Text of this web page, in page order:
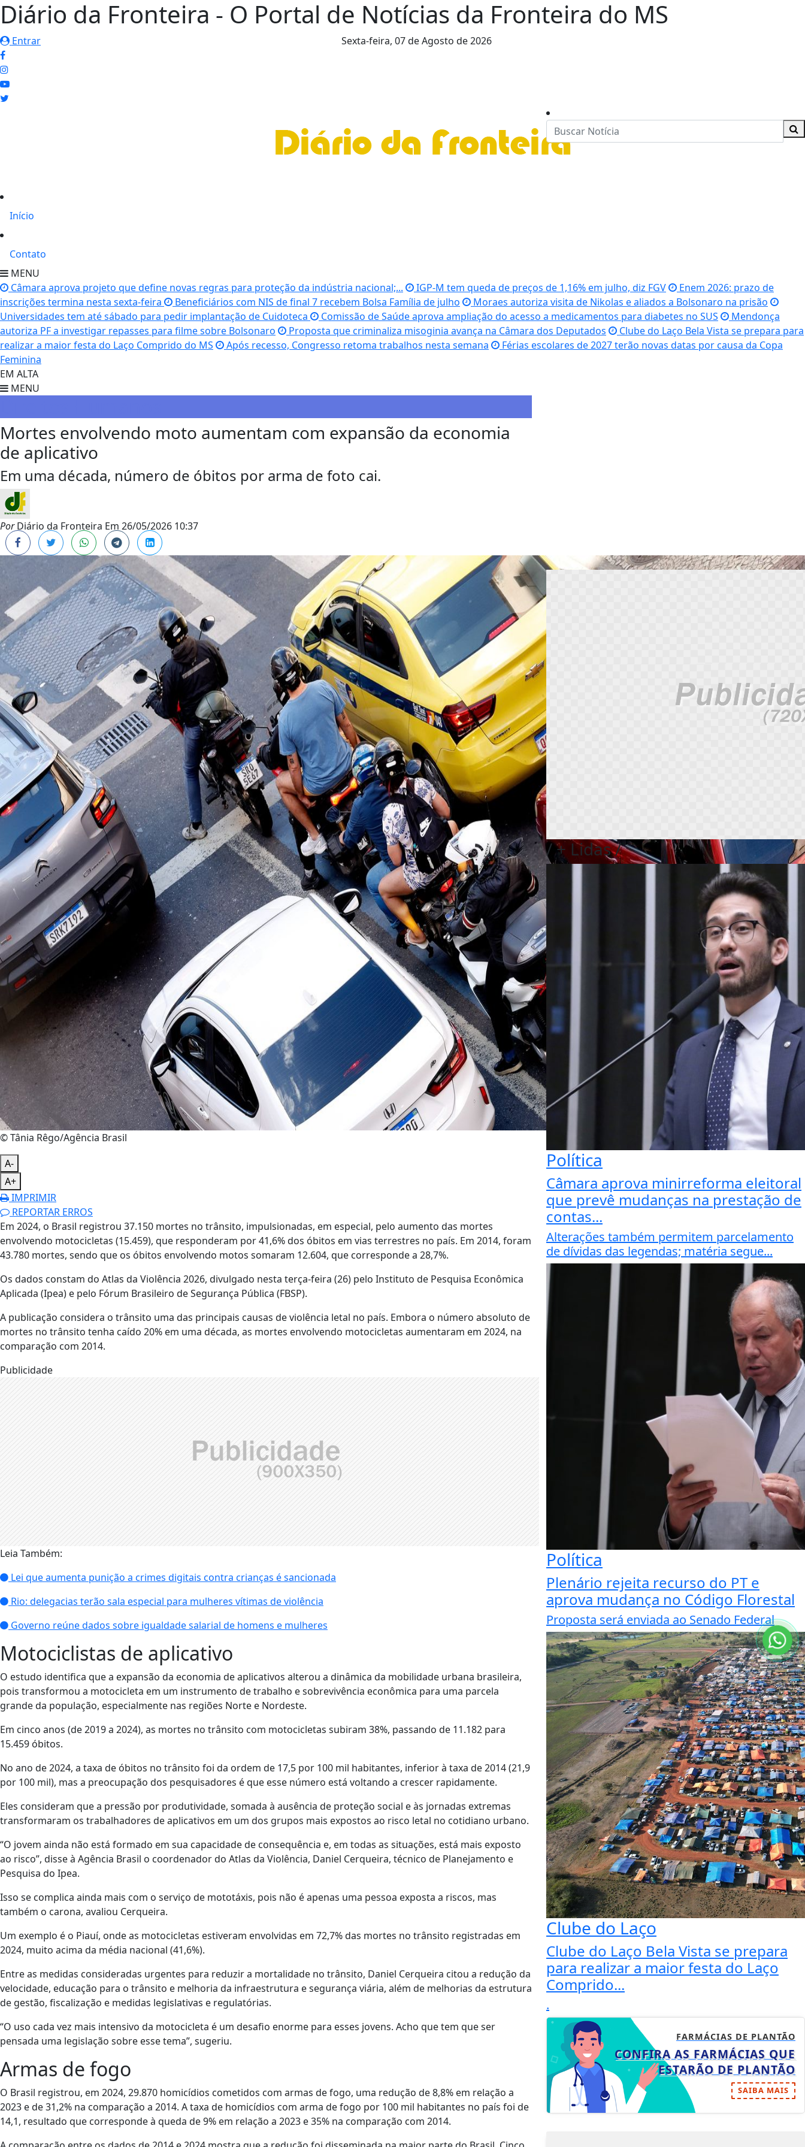
Diário da Fronteira - O Portal de Notícias da Fronteira do MS
Entrar Sexta-feira, 07 de Agosto de 2026
Início
Contato
MENU
Câmara aprova projeto que define novas regras para proteção da indústria nacional;...
IGP-M tem queda de preços de 1,16% em julho, diz FGV
Enem 2026: prazo de
inscrições termina nesta sexta-feira
Beneficiários com NIS de final 7 recebem Bolsa Família de julho
Moraes autoriza visita de Nikolas e aliados a Bolsonaro na prisão
Universidades tem até sábado para pedir implantação de Cuidoteca
Comissão de Saúde aprova ampliação do acesso a medicamentos para diabetes no SUS
Mendonça
autoriza PF a investigar repasses para filme sobre Bolsonaro
Proposta que criminaliza misoginia avança na Câmara dos Deputados
Clube do Laço Bela Vista se prepara para
realizar a maior festa do Laço Comprido do MS
Após recesso, Congresso retoma trabalhos nesta semana
Férias escolares de 2027 terão novas datas por causa da Copa
Feminina
EM ALTA
MENU
Mortes envolvendo moto aumentam com expansão da economia
de aplicativo
Em uma década, número de óbitos por arma de foto cai.
PorDiário da Fronteira Em 26/05/2026 10:37
© Tânia Rêgo/Agência Brasil
A-
A+
IMPRIMIR
REPORTAR ERROS
Em 2024, o Brasil registrou 37.150 mortes no trânsito, impulsionadas, em especial, pelo aumento das mortes
envolvendo motocicletas (15.459), que responderam por 41,6% dos óbitos em vias terrestres no país. Em 2014, foram
43.780 mortes, sendo que os óbitos envolvendo motos somaram 12.604, que corresponde a 28,7%.
Os dados constam do Atlas da Violência 2026, divulgado nesta terça-feira (26) pelo Instituto de Pesquisa Econômica
Aplicada (Ipea) e pelo Fórum Brasileiro de Segurança Pública (FBSP).
A publicação considera o trânsito uma das principais causas de violência letal no país. Embora o número absoluto de
mortes no trânsito tenha caído 20% em uma década, as mortes envolvendo motocicletas aumentaram em 2024, na
comparação com 2014.
Publicidade
Leia Também:
Lei que aumenta punição a crimes digitais contra crianças é sancionada
Rio: delegacias terão sala especial para mulheres vítimas de violência
Governo reúne dados sobre igualdade salarial de homens e mulheres
Motociclistas de aplicativo
O estudo identifica que a expansão da economia de aplicativos alterou a dinâmica da mobilidade urbana brasileira,
pois transformou a motocicleta em um instrumento de trabalho e sobrevivência econômica para uma parcela
grande da população, especialmente nas regiões Norte e Nordeste.
Em cinco anos (de 2019 a 2024), as mortes no trânsito com motocicletas subiram 38%, passando de 11.182 para
15.459 óbitos.
No ano de 2024, a taxa de óbitos no trânsito foi da ordem de 17,5 por 100 mil habitantes, inferior à taxa de 2014 (21,9
por 100 mil), mas a preocupação dos pesquisadores é que esse número está voltando a crescer rapidamente.
Eles consideram que a pressão por produtividade, somada à ausência de proteção social e às jornadas extremas
transformaram os trabalhadores de aplicativos em um dos grupos mais expostos ao risco letal no cotidiano urbano.
“O jovem ainda não está formado em sua capacidade de consequência e, em todas as situações, está mais exposto
ao risco”, disse à Agência Brasil o coordenador do Atlas da Violência, Daniel Cerqueira, técnico de Planejamento e
Pesquisa do Ipea.
Isso se complica ainda mais com o serviço de mototáxis, pois não é apenas uma pessoa exposta a riscos, mas
também o carona, avaliou Cerqueira.
Um exemplo é o Piauí, onde as motocicletas estiveram envolvidas em 72,7% das mortes no trânsito registradas em
2024, muito acima da média nacional (41,6%).
Entre as medidas consideradas urgentes para reduzir a mortalidade no trânsito, Daniel Cerqueira citou a redução da
velocidade, educação para o trânsito e melhoria da infraestrutura e segurança viária, além de melhorias da estrutura
de gestão, fiscalização e medidas legislativas e regulatórias.
“O uso cada vez mais intensivo da motocicleta é um desafio enorme para esses jovens. Acho que tem que ser
pensada uma legislação sobre esse tema”, sugeriu.
Armas de fogo
O Brasil registrou, em 2024, 29.870 homicídios cometidos com armas de fogo, uma redução de 8,8% em relação a
2023 e de 31,2% na comparação a 2014. A taxa de homicídios com arma de fogo por 100 mil habitantes no país foi de
14,1, resultado que corresponde à queda de 9% em relação a 2023 e 35% na comparação com 2014.
/+ Lidas/
Política
Câmara aprova minirreforma eleitoral
que prevê mudanças na prestação de
contas...
Alterações também permitem parcelamento
de dívidas das legendas; matéria segue...
Política
Plenário rejeita recurso do PT e
aprova mudança no Código Florestal
Proposta será enviada ao Senado Federal
Clube do Laço
Clube do Laço Bela Vista se prepara
para realizar a maior festa do Laço
Comprido...
.
FARMÁCIAS DE PLANTÃO
CONFIRA AS FARMÁCIAS QUE
ESTARÃO DE PLANTÃO
SAIBA MAIS